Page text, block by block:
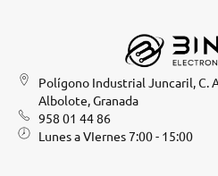
Polígono Industrial Juncaril, C.
Albolote, Granada
958 01 44 86
Lunes a VIernes 7:00 - 15:00